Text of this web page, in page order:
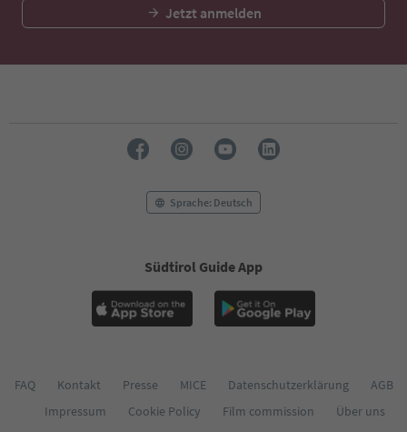
Jetzt anmelden
Sprache: Deutsch
Südtirol Guide App
FAQ Kontakt Presse MICE Datenschutzerklärung
AGB
Impressum
Cookie Policy Film commission
Über uns